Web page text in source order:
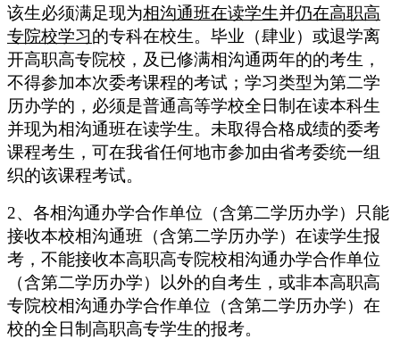
该生必须满足现为相沟通班在读学生并仍在高职高
专院校学习的专科在校生。 毕业（肆业）或退学离
开高职高专院校，及已修满相沟通两年的的考生，
不得参加本次委考课程的考试；学习类型为第二学
历办学的，必须是普通高等学校全日制在读本科生
并现为相沟通班在读学生。未取得合格成绩的委考
课程考生，可在我省任何地市参加由省考委统一组
织的该课程考试。
2、各相沟通办学合作单位 （含第二学历办学）
只能
接收本校相沟通班 （含第二学历办学） 在读学生报
考， 不能接收本高职高专院校相沟通办学合作单位
（含第二学历办学）
以外的自考生，或非本高职高
专院校相沟通办学合作单位 （含第二学历办学） 在
校的全日制高职高专学生的报考。